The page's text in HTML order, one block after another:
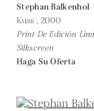
Stephan Balkenhol
Kuss , 2000
Print De Edición
Silkscreen
Haga Su Oferta